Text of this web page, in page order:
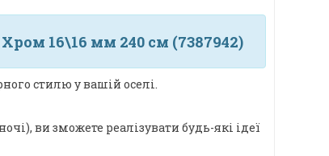
16\16 мм 240 см (7387942)
стилю у вашій оселі.
ви зможете реалізувати будь-які ідеї